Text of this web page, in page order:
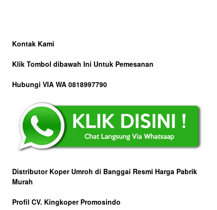
Kontak Kami
Klik Tombol dibawah Ini Untuk Pemesanan
Hubungi VIA WA 0818997790
Distributor Koper Umroh di Banggai Resmi Harga Pabrik
Murah
Profil CV. Kingkoper Promosindo